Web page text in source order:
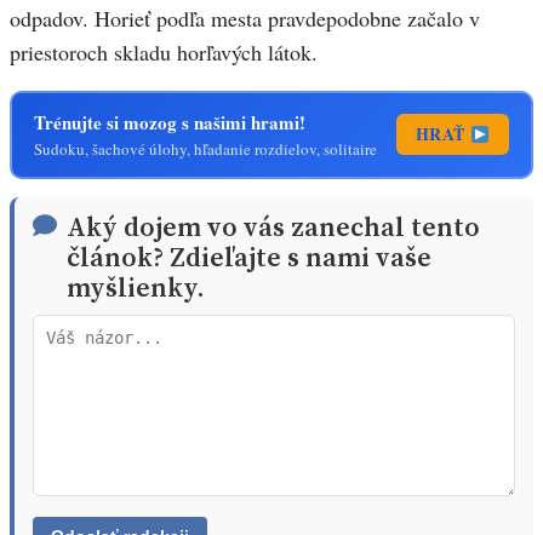
odpadov. Horieť podľa mesta pravdepodobne začalo v
priestoroch skladu horľavých látok.
Trénujte si mozog s našimi hrami!
Sudoku, šachové úlohy, hľadanie rozdielov, solitaire
HRAŤ
Aký dojem vo vás zanechal tento
článok? Zdieľajte s nami vaše
myšlienky.